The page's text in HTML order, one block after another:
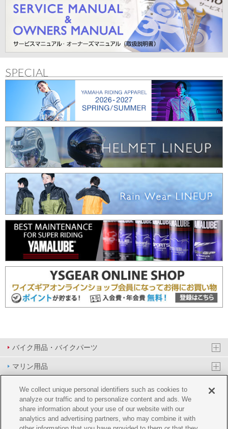
SPECIAL
バイク用品・バイクパーツ
マリン用品
PAS/YPJ用品
その他用品
イベント&エンターテイメント
We collect unique personal identifiers such as cookies to
analyze our traffic and to personalize content and ads. We
share information about your use of our website with our
analytics and advertising partners, who may combine it with